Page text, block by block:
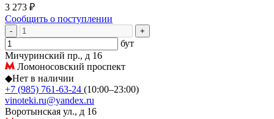
3 273 ₽
Сообщить о поступлении
- +
бут
Мичуринский пр., д 16
Ломоносовский проспект
◆Нет в наличии
+7 (985) 761-63-24 (10:00–23:00)
vinoteki.ru@yandex.ru
Воротынская ул., д 16